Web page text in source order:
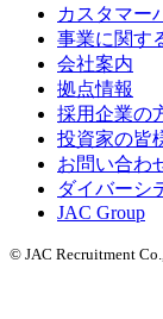
カスタマー
事業に関す
会社案内
拠点情報
採用企業の
投資家の皆
お問い合わ
ダイバーシ
JAC Group
© JAC Recruitment